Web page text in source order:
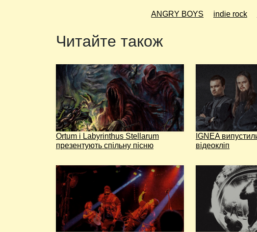
ANGRY BOYS indie rock
Читайте також
Ortum і Labyrinthus Stellarum
презентують спільну пісню
IGNEA
відеокліп